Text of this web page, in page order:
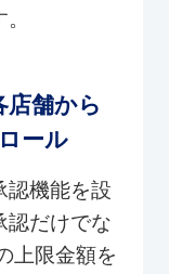
店舗から
ール
認機能を設
認だけでな
上限金額を